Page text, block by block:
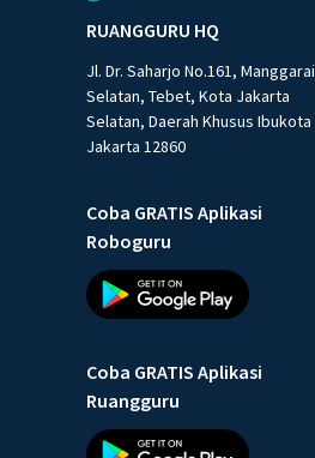
RUANGGURU HQ
Jl. Dr. Saharjo No.161, Manggarai
Selatan, Tebet, Kota Jakarta
Selatan, Daerah Khusus Ibukota
Jakarta 12860
Coba GRATIS Aplikasi
Roboguru
Coba GRATIS Aplikasi
Ruangguru